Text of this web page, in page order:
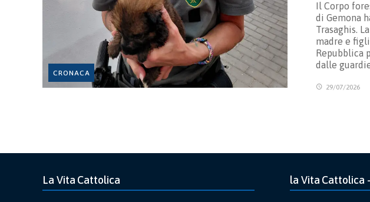
CRONACA
Il Corpo
di Gemona
Trasaghis.
madre e
Repubblica
dalle
29/07/2026
La Vita Cattolica la Vita Cattolica